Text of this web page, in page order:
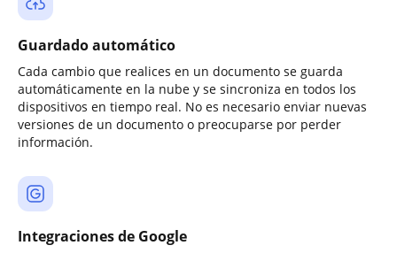
Guardado automático
Cada cambio que realices en un documento se guarda
automáticamente en la nube y se sincroniza en todos los
dispositivos en tiempo real. No es necesario enviar nuevas
versiones de un documento o preocuparse por perder
información.
Integraciones de Google